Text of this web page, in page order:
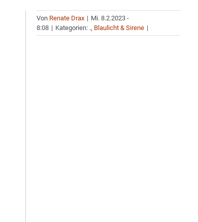
Von Renate Drax | Mi. 8.2.2023 -
8:08 | Kategorien: ., Blaulicht & Sirene |